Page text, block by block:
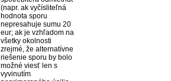
(napr. ak vyčísliteľná
hodnota sporu
nepresahuje sumu 20
eur; ak je vzhľadom na
všetky okolnosti
zrejmé, že alternatívne
riešenie sporu by bolo
možné viesť len s
vyvinutím